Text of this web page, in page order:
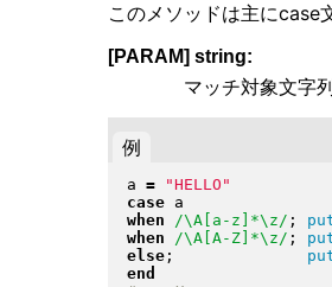
このメソッドは主にcase
[PARAM] string:
マッチ対象文字
例
a = "HELLO "
case
when
/\A[a-z]*\z/ ;
when
/\A[A-Z]*\z/ ;
else;
end